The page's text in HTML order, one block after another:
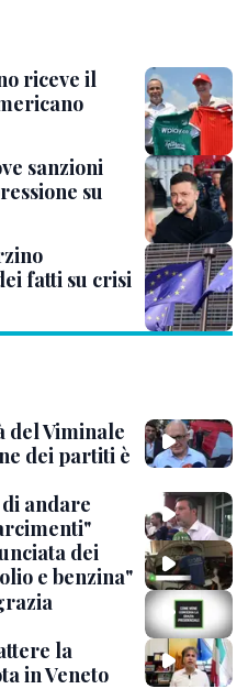
riceve il
sanzioni
su
fatti su crisi
del Viminale
dei partiti è
andare
dei
e benzina"
la
in Veneto